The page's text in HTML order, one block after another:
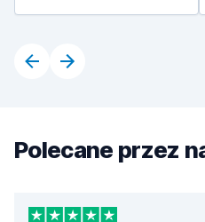
Polecane przez